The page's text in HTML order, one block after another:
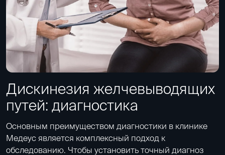
Дискинезия желчевыводящих
путей: диагностика
Основным преимуществом диагностики в клинике
Медеус является комплексный подход к
обследованию. Чтобы установить точный диагноз